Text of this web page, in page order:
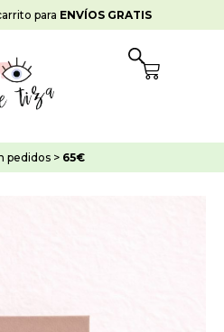
para ENVÍOS GRATIS
Cart
pedidos > 65€